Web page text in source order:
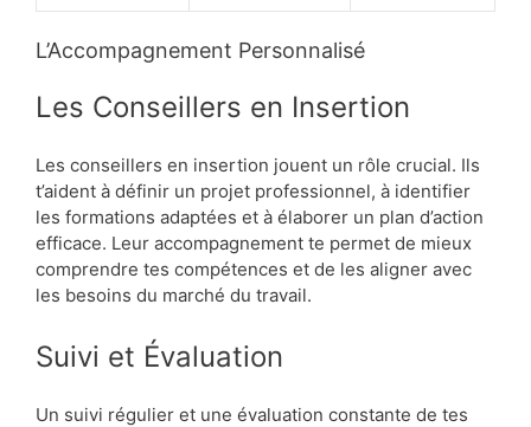
L’Accompagnement Personnalisé
Les Conseillers en Insertion
Les conseillers en insertion jouent un rôle crucial. Ils
t’aident à définir un projet professionnel, à identifier
les formations adaptées et à élaborer un plan d’action
efficace. Leur accompagnement te permet de mieux
comprendre tes compétences et de les aligner avec
les besoins du marché du travail.
Suivi et Évaluation
Un suivi régulier et une évaluation constante de tes